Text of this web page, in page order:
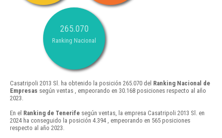
265.070
Ranking Nacional
Casatripoli 2013 Sl. ha obtenido la posición 265.070 del Ranking Nacional de
Empresas según ventas , empeorando en 30.168 posiciones respecto al año
2023.
En el Ranking de Tenerife según ventas, la empresa Casatripoli 2013 Sl. en
2024 ha conseguido la posición 4.394 , empeorando en 565 posiciones
respecto al año 2023.